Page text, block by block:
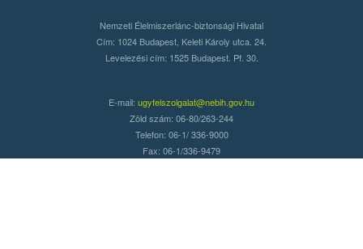
Nemzeti Élelmiszerlánc-biztonsági Hivatal
Cím: 1024 Budapest, Keleti Károly utca. 24.
Levelezési cím: 1525 Budapest. Pf. 30.
E-mail: ugyfelszolgalat@nebih.gov.hu
Zöld szám: 06-80/263-244
Telefon: 06-1/ 336-9000
Fax: 06-1/336-9479